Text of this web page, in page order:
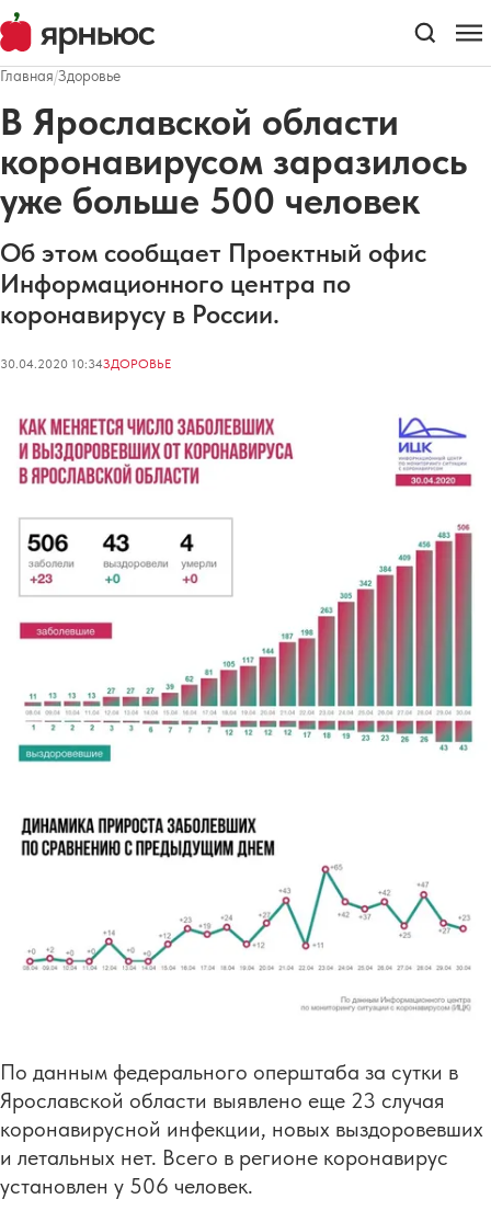
Главная/Здоровье
В Ярославской области
коронавирусом заразилось
уже больше 500 человек
Об этом сообщает Проектный офис
Информационного центра по
коронавирусу в России.
30.04.2020 10:34ЗДОРОВЬЕ
По данным федерального оперштаба за сутки в
Ярославской области выявлено еще 23 случая
коронавирусной инфекции, новых выздоровевших
и летальных нет. Всего в регионе коронавирус
установлен у 506 человек.